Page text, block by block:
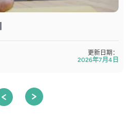
更新日期：
2026年7月4日